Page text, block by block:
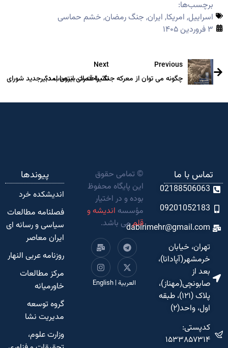
برچسب‌ها:
اسراییل,امریکا,ایران,جنگ رمضان,خشم حماسی
۳ فروردین ۱۴۰۵
Previous
چگونه می توان از معرکه جنگ با قدرت بیرون امد؟
Next
تاثیراحتمالی انتصاب دبیرجدید
تماس با ما
02188506063
09201052183
dabirimehr@gmail.com
تهران، خیابان
خرمشهر(آپادانا)،
بعد از
صابونچی(مهناز)،
پلاک (۱۲۱)، طبقه
اول، واحد(۲)
کدپستی:
۱۵۳۳۸۵۷۳۱۴
© تمامی حقوق
این پایگاه محفوظ
بوده و در اختیار
مؤسسه اندیشه و
قلممی باشد.
العربية|
English
پیوندها
اندیشکده‌ خرد
فصلنامه مطالعات
سیاسی و رسانه ای
ایران معاصر
روزنامه عربی النهار
مرکز مطالعات
خاورمیانه
گروه توسعه
مدیریت نشا
وزارت علوم،